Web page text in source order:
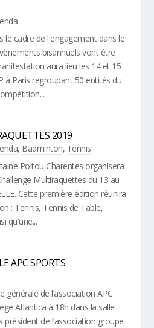
le cadre de l'engagement dans le
bisannuels vont être
aura lieu les 14 et 15
à Paris regroupant 50 entités du
2019
, Badminton, Tennis
Poitou Charentes organisera
Multiraquettes du 13 au
Cette première édition réunira
: Tennis, Tennis de Table,
qu'une...
APC SPORTS
générale de l’association APC
Atlantica à 18h dans la salle
de l’association groupe